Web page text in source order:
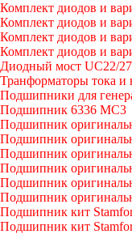
Комплект диодов и
Комплект диодов и
Комплект диодов и
Комплект диодов и
Диодный мост UC22/27
Транформаторы тока и
Подшипники для
Подшипник 6336 МС3
Подшипник
Подшипник
Подшипник
Подшипник
Подшипник
Подшипник
Подшипник кит
Подшипник кит